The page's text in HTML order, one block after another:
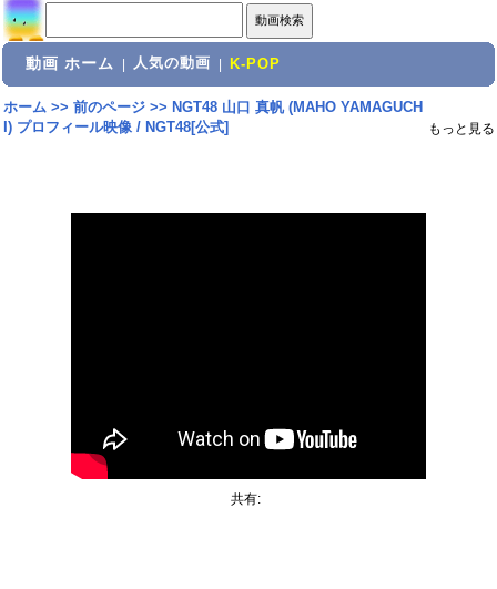
動画 ホーム 人気の動画 K-POP
ホーム>> 前のページ>> NGT48 山口 真帆 (MAHO YAMAGUCH
I) プロフィール映像 / NGT48[公式]
もっと見る
共有: